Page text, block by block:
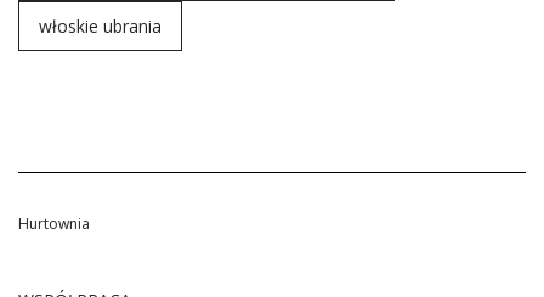
włoskie ubrania
Hurtownia